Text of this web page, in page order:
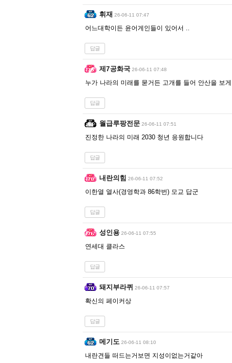
휘재 26-06-11 07:47
어느대학이든 윤어게인들이 있어서 ..
답글
제7공화국 26-06-11 07:48
누가 나라의 미래를 묻거든 고개를 들어 안산을 보
답글
월급루팡전문 26-06-11 07:51
진정한 나라의 미래 2030 청년 응원합니다
답글
내란의힘 26-06-11 07:52
이한열 열사(경영학과 86학번) 모교 답군
답글
성인용 26-06-11 07:55
연세대 클라스
답글
돼지부라퀴 26-06-11 07:57
확신의 페이커상
답글
메기도 26-06-11 08:10
내란견들 떠드는거보면 지성이없는거같아